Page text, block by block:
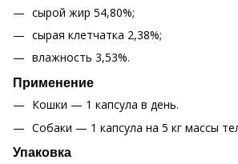
сырой жир 54,80%;
сырая клетчатка 2,38%;
влажность 3,53%.
Применение
Кошки — 1 капсула в день.
Собаки — 1 капсула на 5 кг массы
Упаковка